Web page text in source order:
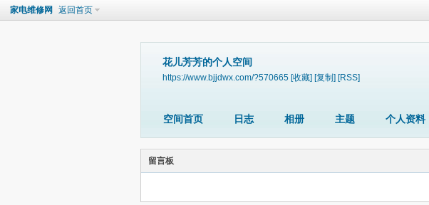
家电维修网 返回首页
花儿芳芳的个人空间
https://www.bjjdwx.com/?570665 [收藏] [复制] [RSS]
空间首页 日志 相册 主题 个人资料
留言板